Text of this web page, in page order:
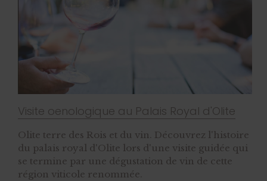
Visite oenologique au Palais Royal d'Olite
Olite terre des Rois et du vin. Découvrez l'histoire
du palais royal d'Olite lors d'une visite guidée qui
se termine par une dégustation de vin de cette
région viticole renommée.